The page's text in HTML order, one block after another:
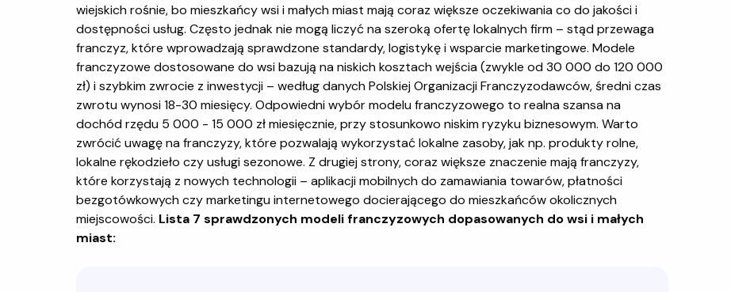
wiejskich rośnie, bo mieszkańcy wsi i małych miast mają coraz większe oczekiwania co do jakości i
dostępności usług. Często jednak nie mogą liczyć na szeroką ofertę lokalnych firm – stąd przewaga
franczyz, które wprowadzają sprawdzone standardy, logistykę i wsparcie marketingowe. Modele
franczyzowe dostosowane do wsi bazują na niskich kosztach wejścia (zwykle od 30 000 do 120 000
zł) i szybkim zwrocie z inwestycji – według danych Polskiej Organizacji Franczyzodawców, średni czas
zwrotu wynosi 18-30 miesięcy. Odpowiedni wybór modelu franczyzowego to realna szansa na
dochód rzędu 5 000 - 15 000 zł miesięcznie, przy stosunkowo niskim ryzyku biznesowym. Warto
zwrócić uwagę na franczyzy, które pozwalają wykorzystać lokalne zasoby, jak np. produkty rolne,
lokalne rękodzieło czy usługi sezonowe. Z drugiej strony, coraz większe znaczenie mają franczyzy,
które korzystają z nowych technologii – aplikacji mobilnych do zamawiania towarów, płatności
bezgotówkowych czy marketingu internetowego docierającego do mieszkańców okolicznych
miejscowości. Lista 7 sprawdzonych modeli franczyzowych dopasowanych do wsi i małych
miast: